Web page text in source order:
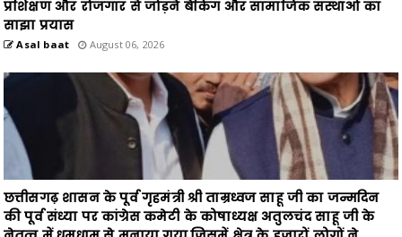
छत्तीसगढ़ शासन के पूर्व गृहमंत्री श्री ताम्रध्वज साहू जी का जन्मदिन
की पूर्व संध्या पर कांग्रेस कमेटी के कोषाध्यक्ष अतुलचंद साहू जी के
नेतृत्व में धूमधाम से मनाया गया,जिसमें क्षेत्र के हजारों लोगों ने
मिलकर उन्हें शुभकामनाएं दी
News Desk August 06, 2026